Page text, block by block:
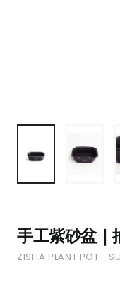
手工紫砂盆｜
ZISHA PLANT POT｜